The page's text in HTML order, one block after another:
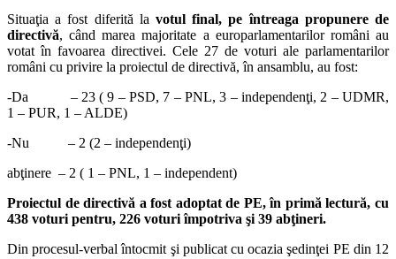
Situaţia a fost diferită la votul final, pe întreaga propunere de
directivă, când marea majoritate a europarlamentarilor români au
votat în favoarea directivei. Cele 27 de voturi ale parlamentarilor
români cu privire la proiectul de directivă, în ansamblu, au fost:
-Da – 23 ( 9 – PSD, 7 – PNL, 3 – independenţi, 2 – UDMR,
1 – PUR, 1 – ALDE)
-Nu – 2 (2 – independenţi)
abţinere – 2 ( 1 – PNL, 1 – independent)
Proiectul de directivă a fost adoptat de PE, în primă lectură, cu
438 voturi pentru, 226 voturi împotriva şi 39 abţineri.
Din procesul-verbal întocmit şi publicat cu ocazia şedinţei PE din 12